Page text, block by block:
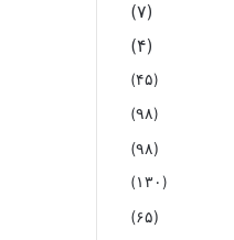
(۷)
(۴)
(۴۵)
(۹۸)
(۹۸)
(۱۳۰)
(۶۵)